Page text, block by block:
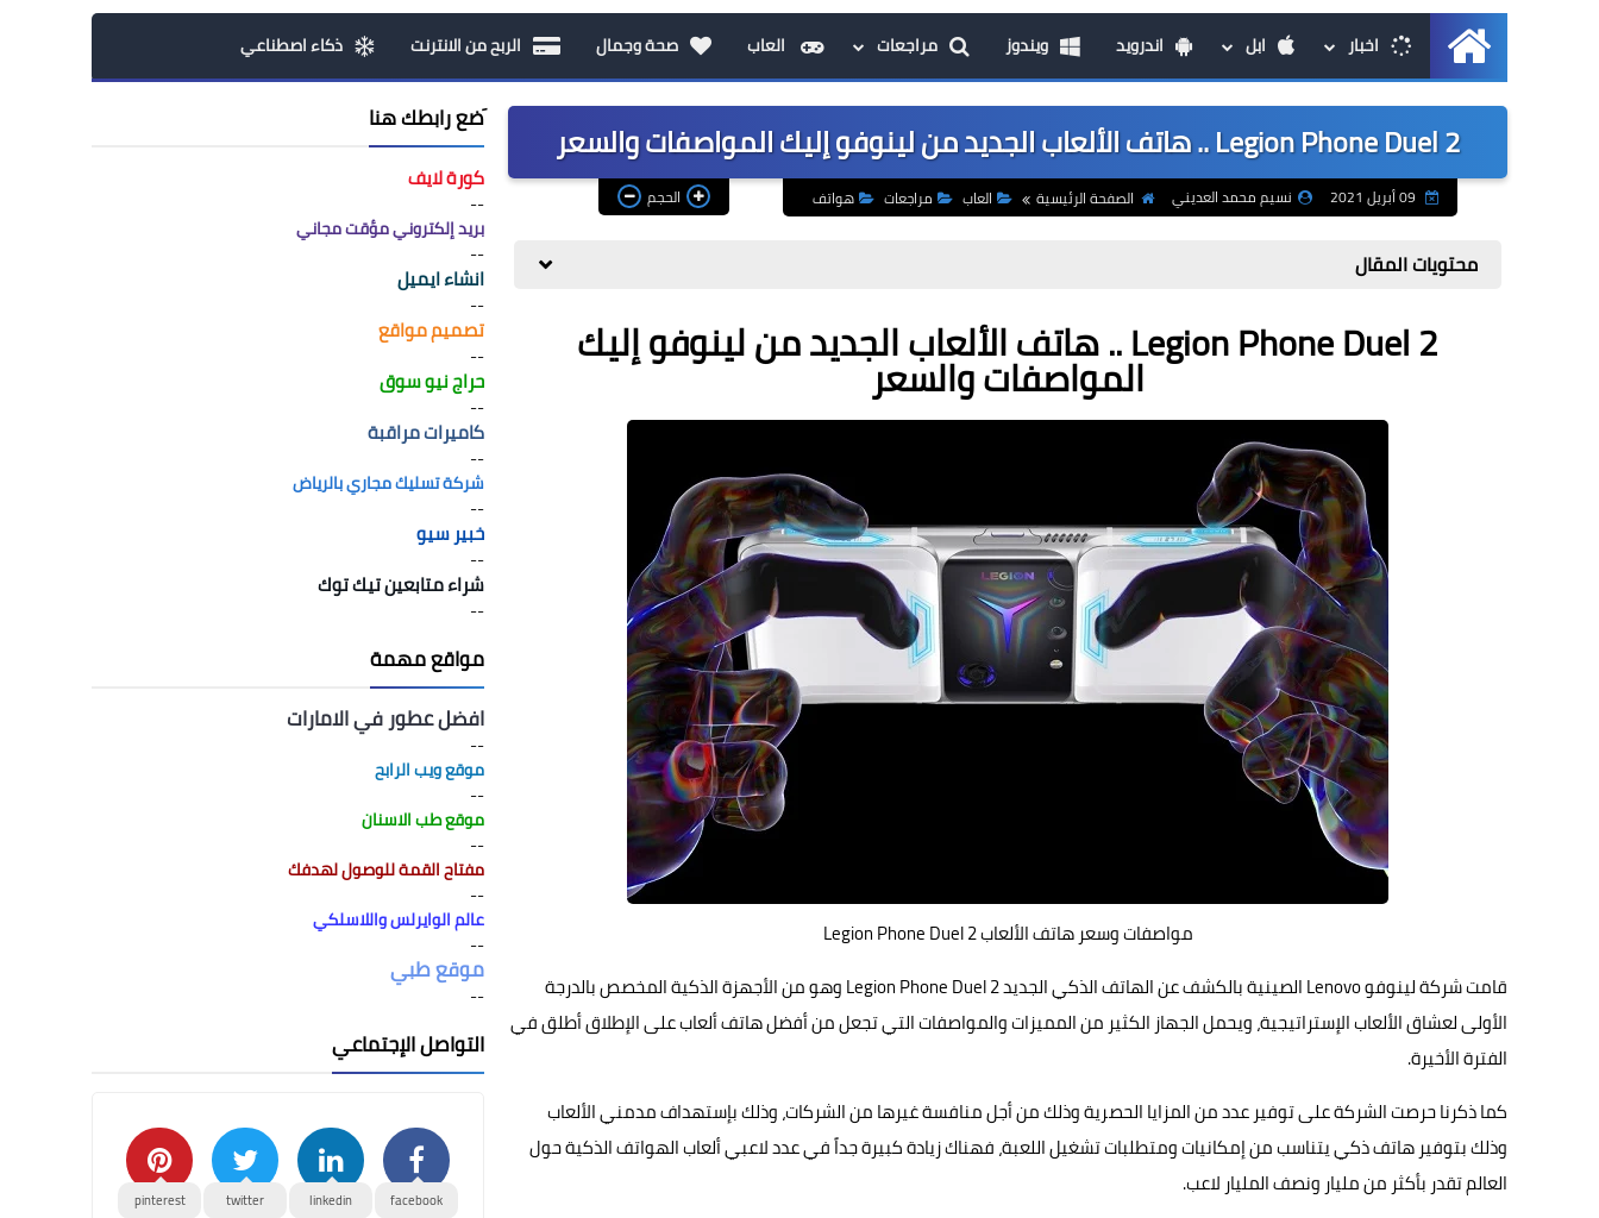
الرئيسيةاخبار ابل اندرويد ويندوز مراجعات العاب صحة وجمال الربح من الانترنت ذكاء اصطناعي
Legion Phone Duel 2 .. هاتف الألعاب الجديد من لينوفو إليك المواصفات والسعر
نسيم محمد العديني الصفحة الرئيسية العاب مراجعات هواتف الحجم
محتويات المقال
Legion Phone Duel 2 .. هاتف الألعاب الجديد من لينوفو إليك
المواصفات والسعر
مواصفات وسعر هاتف الألعاب Legion Phone Duel 2
قامت شركة لينوفو Lenovo الصينية بالكشف عن
الهاتف
الذكي الجديد Legion Phone Duel 2 وهو من الأجهزة الذكية المخصص بالدرجة
الأولى لعشاق الألعاب الإستراتيجية، ويحمل الجهاز الكثير من المميزات والمواصفات التي تجعل من أفضل هاتف ألعاب على الإطلاق أطلق في
الفترة الأخيرة.
كما ذكرنا حرصت الشركة على توفير عدد من المزايا الحصرية وذلك من أجل منافسة غيرها من الشركات، وذلك بإستهداف مدمني الألعاب
وذلك بتوفير هاتف ذكي يتناسب من إمكانيات ومتطلبات تشغيل اللعبة، فهناك زيادة كبيرة جداً في عدد لاعبي ألعاب الهواتف الذكية حول
العالم تقدر بأكثر من مليار ونصف المليار لاعب.
َضع رابطك هنا
كورة لايف
--
بريد إلكتروني مؤقت مجاني
--
انشاء ايميل
--
تصميم مواقع
--
حراج نيو سوق
--
كاميرات مراقبة
--
شركة تسليك مجاري بالرياض
--
خبير سيو
--
شراء متابعين تيك توك
--
مواقع مهمة
افضل عطور في الامارات
--
موقع ويب الرابح
--
موقع طب الاسنان
--
مفتاح القمة للوصول لهدفك
--
عالم الوايرلس واللاسلكي
--
موقع طبي
--
التواصل الإجتماعي
facebook
linkedin
twitter
pinterest